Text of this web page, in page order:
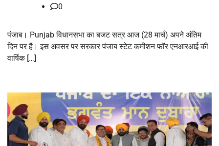
0
पंजाब। Punjab विधानसभा का बजट सत्र आज (28 मार्च) अपने अंतिम
दिन पर है। इस अवसर पर सरकार पंजाब स्टेट कमीशन फॉर एनआरआई की
वार्षिक […]